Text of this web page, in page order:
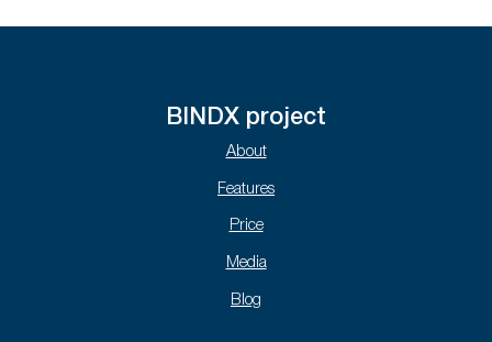
BINDX project
About
Features
Price
Media
Blog